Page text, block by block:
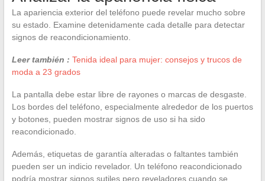
La apariencia exterior del teléfono puede revelar mucho sobre
su estado. Examine detenidamente cada detalle para detectar
signos de reacondicionamiento.
Leer también : Tenida ideal para mujer: consejos y trucos de
moda a 23 grados
La pantalla debe estar libre de rayones o marcas de desgaste.
Los bordes del teléfono, especialmente alrededor de los puertos
y botones, pueden mostrar signos de uso si ha sido
reacondicionado.
Además, etiquetas de garantía alteradas o faltantes también
pueden ser un indicio revelador. Un teléfono reacondicionado
podría mostrar signos sutiles pero reveladores cuando se